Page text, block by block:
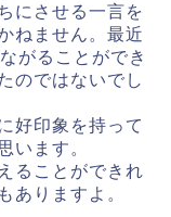
にさせる一言を
ねません。最近
がることができ
のではないでし
好印象を持って
います。
ることができれ
ありますよ。